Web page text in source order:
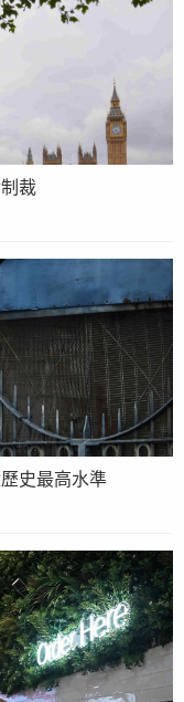
裁
史最高水準